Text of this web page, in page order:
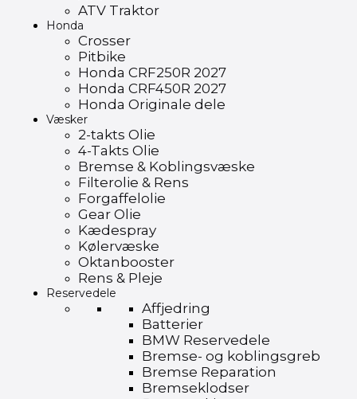
ATV Traktor
Honda
Crosser
Pitbike
Honda CRF250R 2027
Honda CRF450R 2027
Honda Originale dele
Væsker
2-takts Olie
4-Takts Olie
Bremse & Koblingsvæske
Filterolie & Rens
Forgaffelolie
Gear Olie
Kædespray
Kølervæske
Oktanbooster
Rens & Pleje
Reservedele
Affjedring
Batterier
BMW Reservedele
Bremse- og koblingsgreb
Bremse Reparation
Bremseklodser